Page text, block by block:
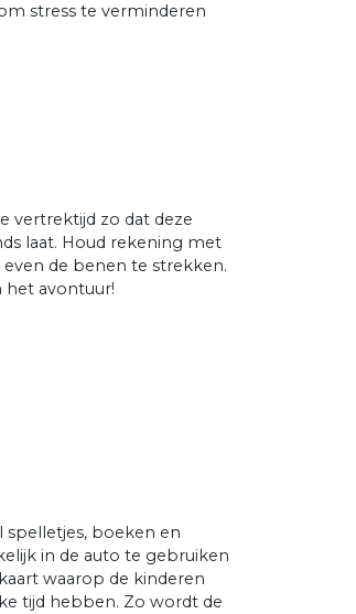
stress te verminderen
vertrektijd zo dat deze
laat. Houd rekening met
de benen te strekken.
het avontuur!
spelletjes, boeken en
in de auto te gebruiken
waarop de kinderen
tijd hebben. Zo wordt de